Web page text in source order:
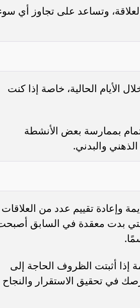
وتساعد على تجاوز أي
الأيام الحالية، خاصة إذا كنت
بممارسة بعض الأنشطة
والبدني.
وإعادة تقييم عدد من العلاقات
بدت معقدة في السابق
إذا أثبتت الظروف الحاجة إلى
في تحقيق الاستقرار والنجاح